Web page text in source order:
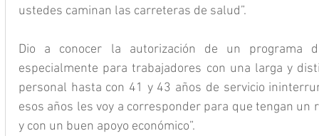
ustedes caminan las carreteras de salud”.
Dio a conocer la autorización de un programa
especialmente para trabajadores con una larga y
personal hasta con 41 y 43 años de servicio
esos años les voy a corresponder para que tengan un
y con un buen apoyo económico”.